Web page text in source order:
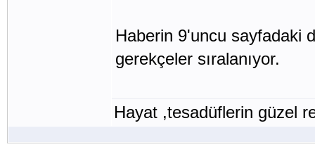
Haberin 9'uncu sayfadaki
gerekçeler sıralanıyor.
Hayat ,tesadüflerin güzel